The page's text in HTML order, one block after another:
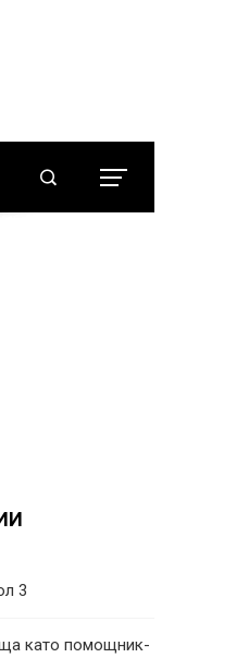
3
като помощник-